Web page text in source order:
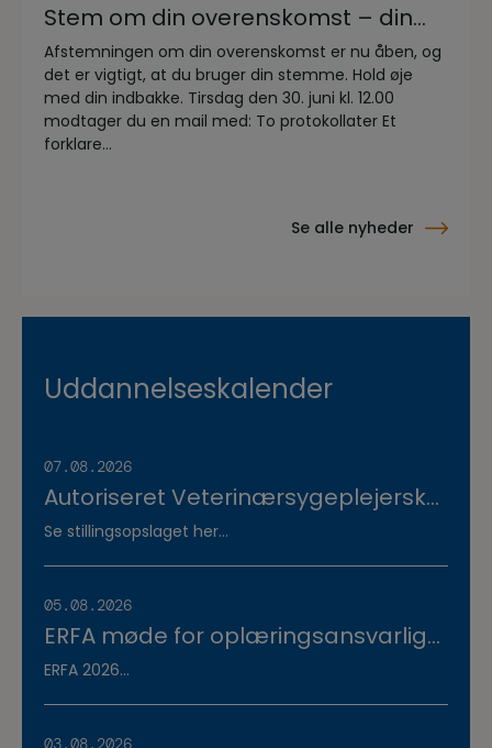
Stem om din overenskomst – din
stemme er vigtig!
Afstemningen om din overenskomst er nu åben, og
det er vigtigt, at du bruger din stemme. Hold øje
med din indbakke. Tirsdag den 30. juni kl. 12.00
modtager du en mail med: To protokollater Et
forklare...
Se alle nyheder
Uddannelseskalender
07.08.2026
Autoriseret Veterinærsygeplejerske
søges til fuldtidsstilling hos
Se stillingsopslaget her...
05.08.2026
ERFA møde for oplæringsansvarlige
på veterinærsygeplejerske
ERFA 2026...
03.08.2026